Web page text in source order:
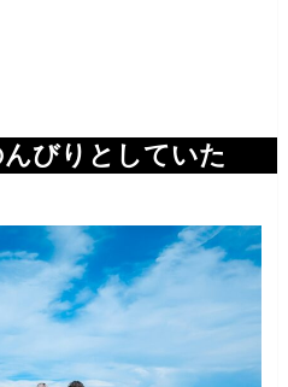
びりとしていた